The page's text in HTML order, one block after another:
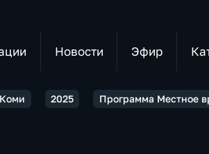
Новости Эфир
2025 Программа Местное